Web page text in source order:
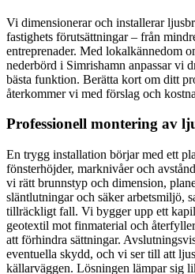
Vi dimensionerar och installerar
fastighets förutsättningar – från
entreprenader. Med lokalkännedom
nederbörd i Simrishamn anpassar vi
bästa funktion. Berätta kort om ditt
återkommer vi med förslag och
Professionell montering av
En trygg installation börjar med ett
fönsterhöjder, marknivåer och
vi rätt brunnstyp och dimension,
släntlutningar och säker arbetsmiljö,
tillräckligt fall. Vi bygger upp ett
geotextil mot finmaterial och
att förhindra sättningar.
eventuella skydd, och vi ser till att
källarväggen. Lösningen lämpar sig